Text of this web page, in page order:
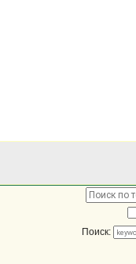
Поиск: